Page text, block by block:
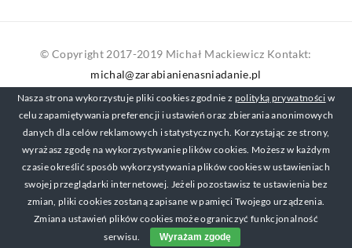
© Copyright 2017-2019 Michał Mackiewicz Kontakt:
michal@zarabianienasniadanie.pl
Nasza strona wykorzystuje pliki cookies zgodnie z polityką prywatności w
celu zapamiętywania preferencji i ustawień oraz zbierania anonimowych
danych dla celów reklamowych i statystycznych. Korzystając ze strony,
wyrażasz zgodę na wykorzystywanie plików cookies. Możesz w każdym
czasie określić sposób wykorzystywania plików cookies w ustawieniach
swojej przeglądarki internetowej. Jeżeli pozostawisz te ustawienia bez
zmian, pliki cookies zostaną zapisane w pamięci Twojego urządzenia.
Zmiana ustawień plików cookies może ograniczyć funkcjonalność
serwisu.
Wyrażam zgodę